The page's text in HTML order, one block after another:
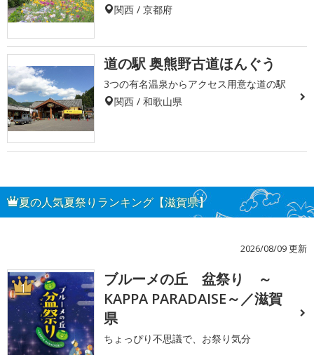
関西 / 京都府
道の駅 奥熊野古道ほんぐう
3つの有名温泉からアクセス用意な道の駅
関西 / 和歌山県
夏の人気夏祭りランキング【滋賀県】
2026/08/09 更新
1
ブルーメの丘 盆祭り ～
KAPPA PARADAISE～／滋賀
県
ちょっぴり不思議で、お祭り気分